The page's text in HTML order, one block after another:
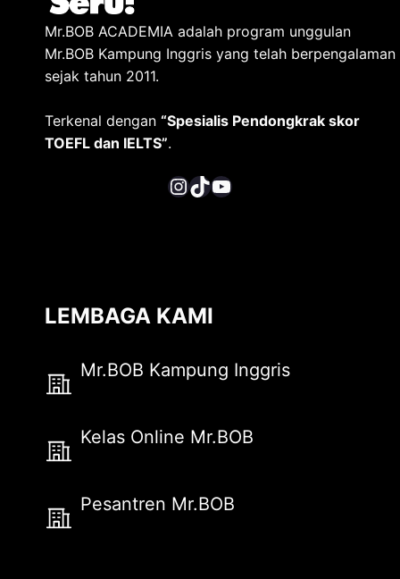
Mr.BOB ACADEMIA adalah program unggulan
Mr.BOB Kampung Inggris yang telah berpengalaman
sejak tahun 2011.
Terkenal dengan “Spesialis Pendongkrak skor
TOEFL dan IELTS”.
InstagramTikTok YouTube
LEMBAGA KAMI
Mr.BOB Kampung Inggris
Kelas Online Mr.BOB
Pesantren Mr.BOB